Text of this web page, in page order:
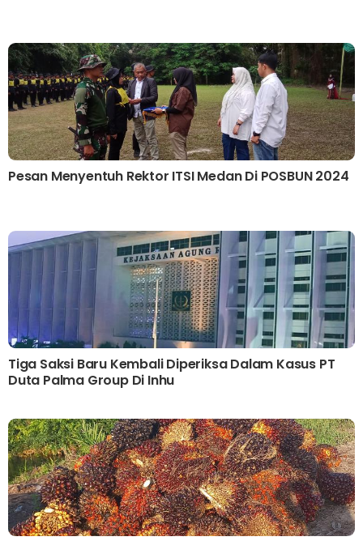
Pesan Menyentuh Rektor ITSI Medan Di POSBUN 2024
Tiga Saksi Baru Kembali Diperiksa Dalam Kasus PT
Duta Palma Group Di Inhu